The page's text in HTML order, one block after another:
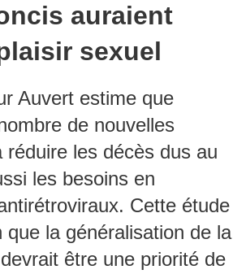
auraient
sexuel
Auvert estime que
de nouvelles
réduire les décès dus au
les besoins en
Cette étude
que la généralisation de la
être une priorité de